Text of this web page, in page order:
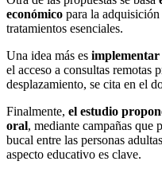
económico para la
tratamientos esenciales.
Una idea más es implementar
el acceso a consultas remotas
desplazamiento, se cita en el
Finalmente, el estudio
oral, mediante campañas que
bucal entre las personas
aspecto educativo es clave.